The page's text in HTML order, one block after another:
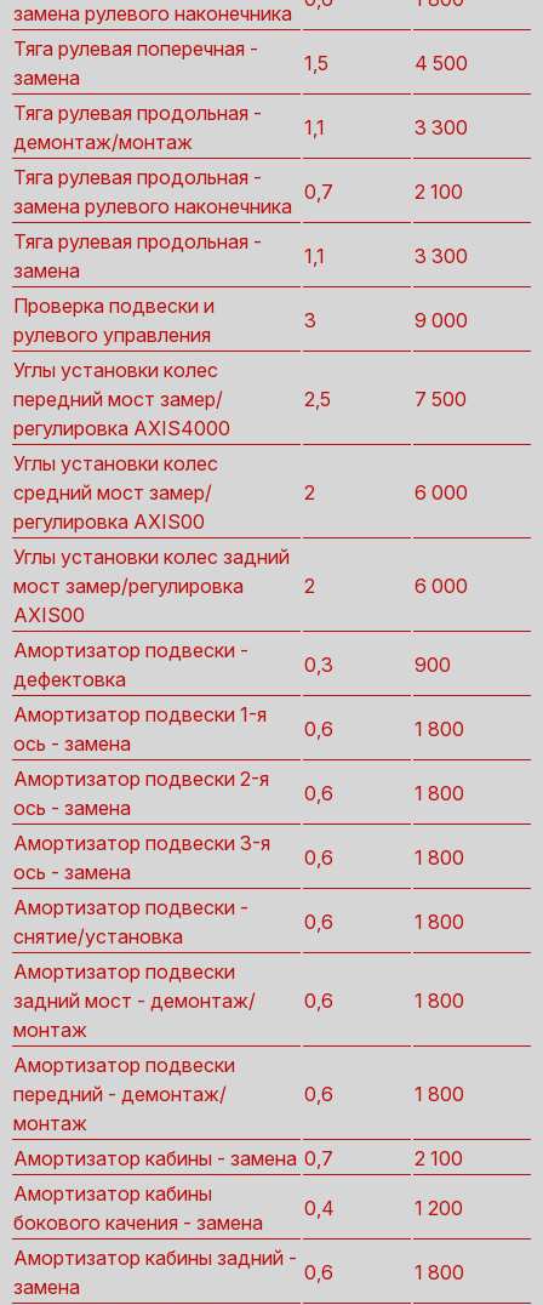
замена рулевого наконечника
Тяга рулевая поперечная -
замена
1,5 4 500
Тяга рулевая продольная -
демонтаж/монтаж
1,1 3 300
Тяга рулевая продольная -
замена рулевого наконечника
0,7 2 100
Тяга рулевая продольная -
замена
1,1 3 300
Проверка подвески и
рулевого управления
3 9 000
Углы установки колес
передний мост замер/
регулировка AXIS4000
2,5 7 500
Углы установки колес
средний мост замер/
регулировка AXIS00
2 6 000
Углы установки колес задний
мост замер/регулировка
AXIS00
2 6 000
Амортизатор подвески -
дефектовка
0,3 900
Амортизатор подвески 1-я
ось - замена
0,6 1 800
Амортизатор подвески 2-я
ось - замена
0,6 1 800
Амортизатор подвески 3-я
ось - замена
0,6 1 800
Амортизатор подвески -
снятие/установка
0,6 1 800
Амортизатор подвески
задний мост - демонтаж/
монтаж
0,6 1 800
Амортизатор подвески
передний - демонтаж/
монтаж
0,6 1 800
Амортизатор кабины - замена 0,7
2 100
Амортизатор кабины
бокового качения - замена
0,4 1 200
Амортизатор кабины задний -
замена
0,6 1 800